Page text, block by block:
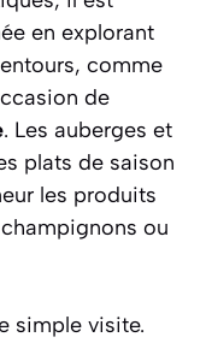
en explorant
comme
de
. Les auberges et
plats de saison
les produits
ou
simple visite.